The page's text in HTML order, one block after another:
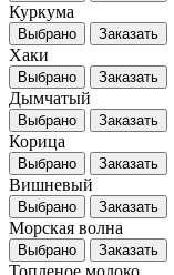
Куркума
Выбрано Заказать
Хаки
Выбрано Заказать
Дымчатый
Выбрано Заказать
Корица
Выбрано Заказать
Вишневый
Выбрано Заказать
Морская волна
Выбрано Заказать
Топленое молоко